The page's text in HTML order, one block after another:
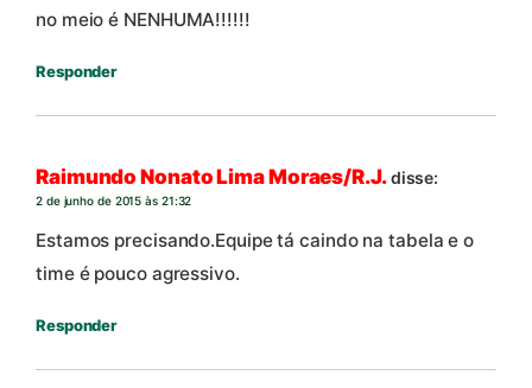
no meio é NENHUMA!!!!!!
Responder
Raimundo Nonato Lima Moraes/R.J.disse:
2 de junho de 2015 às 21:32
Estamos precisando.Equipe tá caindo na tabela e o
time é pouco agressivo.
Responder